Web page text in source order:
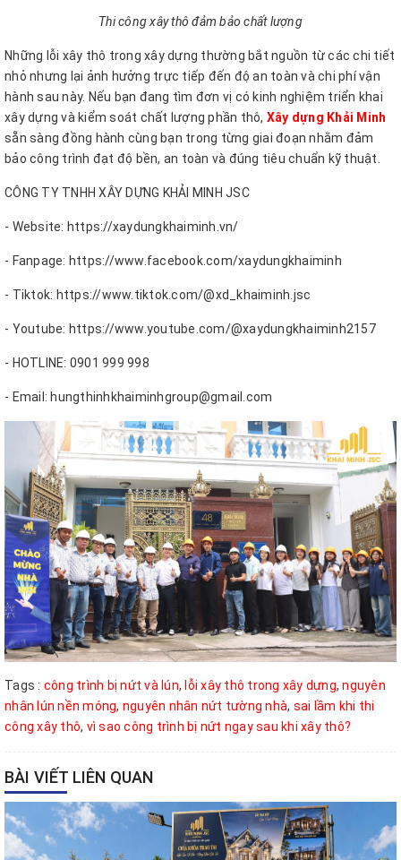
Thi công xây thô đảm bảo chất lượng
Những lỗi xây thô trong xây dựng thường bắt nguồn từ các chi tiết
nhỏ nhưng lại ảnh hưởng trực tiếp đến độ an toàn và chi phí vận
hành sau này. Nếu bạn đang tìm đơn vị có kinh nghiệm triển khai
xây dựng và kiểm soát chất lượng phần thô, Xây dựng Khải Minh
sẵn sàng đồng hành cùng bạn trong từng giai đoạn nhằm đảm
bảo công trình đạt độ bền, an toàn và đúng tiêu chuẩn kỹ thuật.
CÔNG TY TNHH XÂY DỰNG KHẢI MINH JSC
- Website: https://xaydungkhaiminh.vn/
- Fanpage: https://www.facebook.com/xaydungkhaiminh
- Tiktok: https://www.tiktok.com/@xd_khaiminh.jsc
- Youtube: https://www.youtube.com/@xaydungkhaiminh2157
- HOTLINE: 0901 999 998
- Email: hungthinhkhaiminhgroup@gmail.com
Tags : công trình bị nứt và lún, lỗi xây thô trong xây dựng,nguyên
nhân lún nền móng, nguyên nhân nứt tường nhà, sai lầm khi thi
công xây thô, vì sao công trình bị nứt ngay sau khi xây thô?
BÀI VIẾT LIÊN QUAN